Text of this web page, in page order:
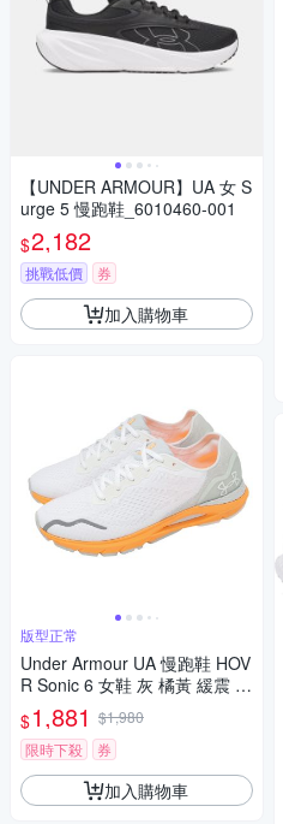
【UNDER ARMOUR】UA 女 S
urge 5 慢跑鞋_6010460-001
$2,182
挑戰低價 券
加入購物車
版型正常
Under Armour UA 慢跑鞋 HOV
R Sonic 6 女鞋 灰 橘黃 緩震 運
動鞋 UA 3026128106
$1,881 $1,980
限時下殺
券
加入購物車